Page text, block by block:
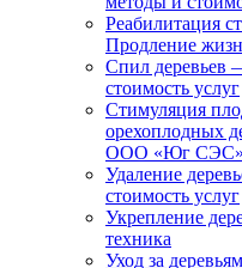
Реабилитация
Продление
Спил деревьев
стоимость услуг
Стимуляция
орехоплодных
ООО «Юг СЭС»
Удаление
стоимость услуг
Укрепление
техника
Уход за